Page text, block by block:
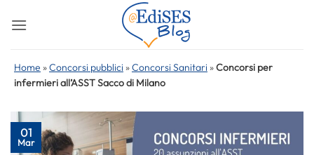
Home »Concorsi pubblici »Concorsi Sanitari »Concorsi per
infermieri all’ASST Sacco di Milano
01
Mar